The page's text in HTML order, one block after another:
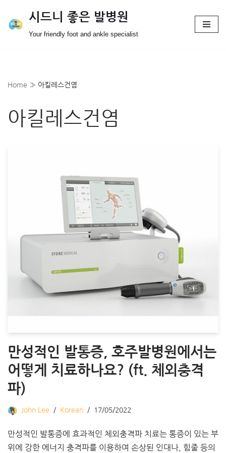
Skip
시드니 좋은 발병원
Your friendly foot and ankle specialist
Home » 아킬레스건염
아킬레스건염
만성적인 발통증, 호주발병원에서는
어떻게 치료하나요? (ft. 체외충격
파)
John Lee Korean 17/05/2022
만성적인 발통증에 효과적인 체외충격파 치료는 통증이 있는 부
위에 강한 에너지 충격파를 이용하여 손상된 인대나, 힘줄 등의